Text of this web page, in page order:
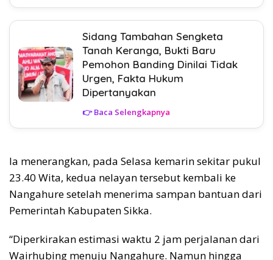
Sidang Tambahan Sengketa
Tanah Keranga, Bukti Baru
Pemohon Banding Dinilai Tidak
Urgen, Fakta Hukum
Dipertanyakan
👉 Baca Selengkapnya
Ia menerangkan, pada Selasa kemarin sekitar pukul
23.40 Wita, kedua nelayan tersebut kembali ke
Nangahure setelah menerima sampan bantuan dari
Pemerintah Kabupaten Sikka.
“Diperkirakan estimasi waktu 2 jam perjalanan dari
Wairhubing menuju Nangahure. Namun hingga